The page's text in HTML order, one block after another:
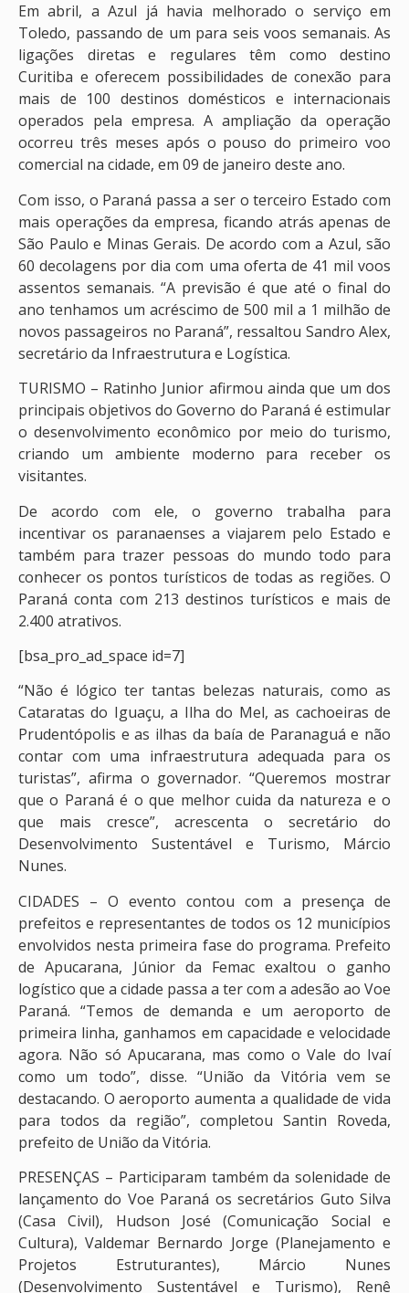
Em abril, a Azul já havia melhorado o serviço em
Toledo, passando de um para seis voos semanais. As
ligações diretas e regulares têm como destino
Curitiba e oferecem possibilidades de conexão para
mais de 100 destinos domésticos e internacionais
operados pela empresa. A ampliação da operação
ocorreu três meses após o pouso do primeiro voo
comercial na cidade, em 09 de janeiro deste ano.
Com isso, o Paraná passa a ser o terceiro Estado com
mais operações da empresa, ficando atrás apenas de
São Paulo e Minas Gerais. De acordo com a Azul, são
60 decolagens por dia com uma oferta de 41 mil voos
assentos semanais. “A previsão é que até o final do
ano tenhamos um acréscimo de 500 mil a 1 milhão de
novos passageiros no Paraná”, ressaltou Sandro Alex,
secretário da Infraestrutura e Logística.
TURISMO – Ratinho Junior afirmou ainda que um dos
principais objetivos do Governo do Paraná é estimular
o desenvolvimento econômico por meio do turismo,
criando um ambiente moderno para receber os
visitantes.
De acordo com ele, o governo trabalha para
incentivar os paranaenses a viajarem pelo Estado e
também para trazer pessoas do mundo todo para
conhecer os pontos turísticos de todas as regiões. O
Paraná conta com 213 destinos turísticos e mais de
2.400 atrativos.
[bsa_pro_ad_space id=7]
“Não é lógico ter tantas belezas naturais, como as
Cataratas do Iguaçu, a Ilha do Mel, as cachoeiras de
Prudentópolis e as ilhas da baía de Paranaguá e não
contar com uma infraestrutura adequada para os
turistas”, afirma o governador. “Queremos mostrar
que o Paraná é o que melhor cuida da natureza e o
que mais cresce”, acrescenta o secretário do
Desenvolvimento Sustentável e Turismo, Márcio
Nunes.
CIDADES – O evento contou com a presença de
prefeitos e representantes de todos os 12 municípios
envolvidos nesta primeira fase do programa. Prefeito
de Apucarana, Júnior da Femac exaltou o ganho
logístico que a cidade passa a ter com a adesão ao Voe
Paraná. “Temos de demanda e um aeroporto de
primeira linha, ganhamos em capacidade e velocidade
agora. Não só Apucarana, mas como o Vale do Ivaí
como um todo”, disse. “União da Vitória vem se
destacando. O aeroporto aumenta a qualidade de vida
para todos da região”, completou Santin Roveda,
prefeito de União da Vitória.
PRESENÇAS – Participaram também da solenidade de
lançamento do Voe Paraná os secretários Guto Silva
(Casa Civil), Hudson José (Comunicação Social e
Cultura), Valdemar Bernardo Jorge (Planejamento e
Projetos Estruturantes), Márcio Nunes
(Desenvolvimento Sustentável e Turismo), Renê